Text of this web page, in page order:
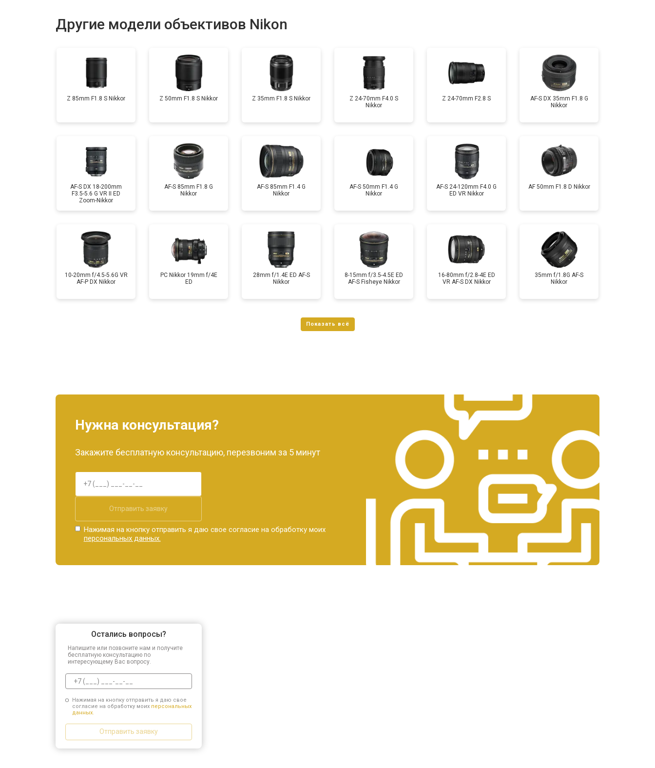
Ремонт шлейфа оптического стабилизатора от 80 мин от 2600 ₽ Заказать
Другие модели объективов Nikon
Z 85mm F1.8 S Nikkor Z 50mm F1.8 S Nikkor Z 35mm F1.8 S Nikkor
Z 24-70mm F4.0 S
Nikkor
Z 24-70mm F2.8 S
AF-S DX 35mm F1.8 G
Nikkor
AF-S DX 18-200mm
F3.5-5.6 G VR II ED
Zoom-Nikkor
AF-S 85mm F1.8 G
Nikkor
AF-S 85mm F1.4 G
Nikkor
AF-S 50mm F1.4 G
Nikkor
AF-S 24-120mm F4.0 G
ED VR Nikkor
AF 50mm F1.8 D Nikkor
10-20mm f/4.5-5.6G VR
AF-P DX Nikkor
PC Nikkor 19mm f/4E
ED
28mm f/1.4E ED AF-S
Nikkor
8-15mm f/3.5-4.5E ED
AF-S Fisheye Nikkor
16-80mm f/2.8-4E ED
VR AF-S DX Nikkor
35mm f/1.8G AF-S
Nikkor
Нужна консультация?
Закажите бесплатную консультацию, перезвоним за 5 минут
Отправить заявку
Нажимая на кнопку отправить я даю свое согласие на обработку моих
персональных данных.
Остались вопросы?
Напишите или позвоните нам и получите
бесплатную консультацию по
интересующему Вас вопросу.
Нажимая на кнопку отправить я даю свое
согласие на обработку моих персональных
данных.
Отправить заявку